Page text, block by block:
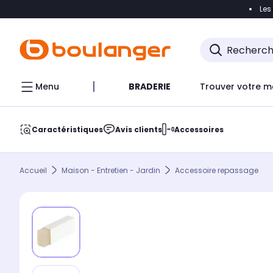
Accéder
Menu BRADERIE Trouver votre
Caractéristiques Avis clients Accessoires
Accueil Maison - Entretien - Jardin Accessoire repassage